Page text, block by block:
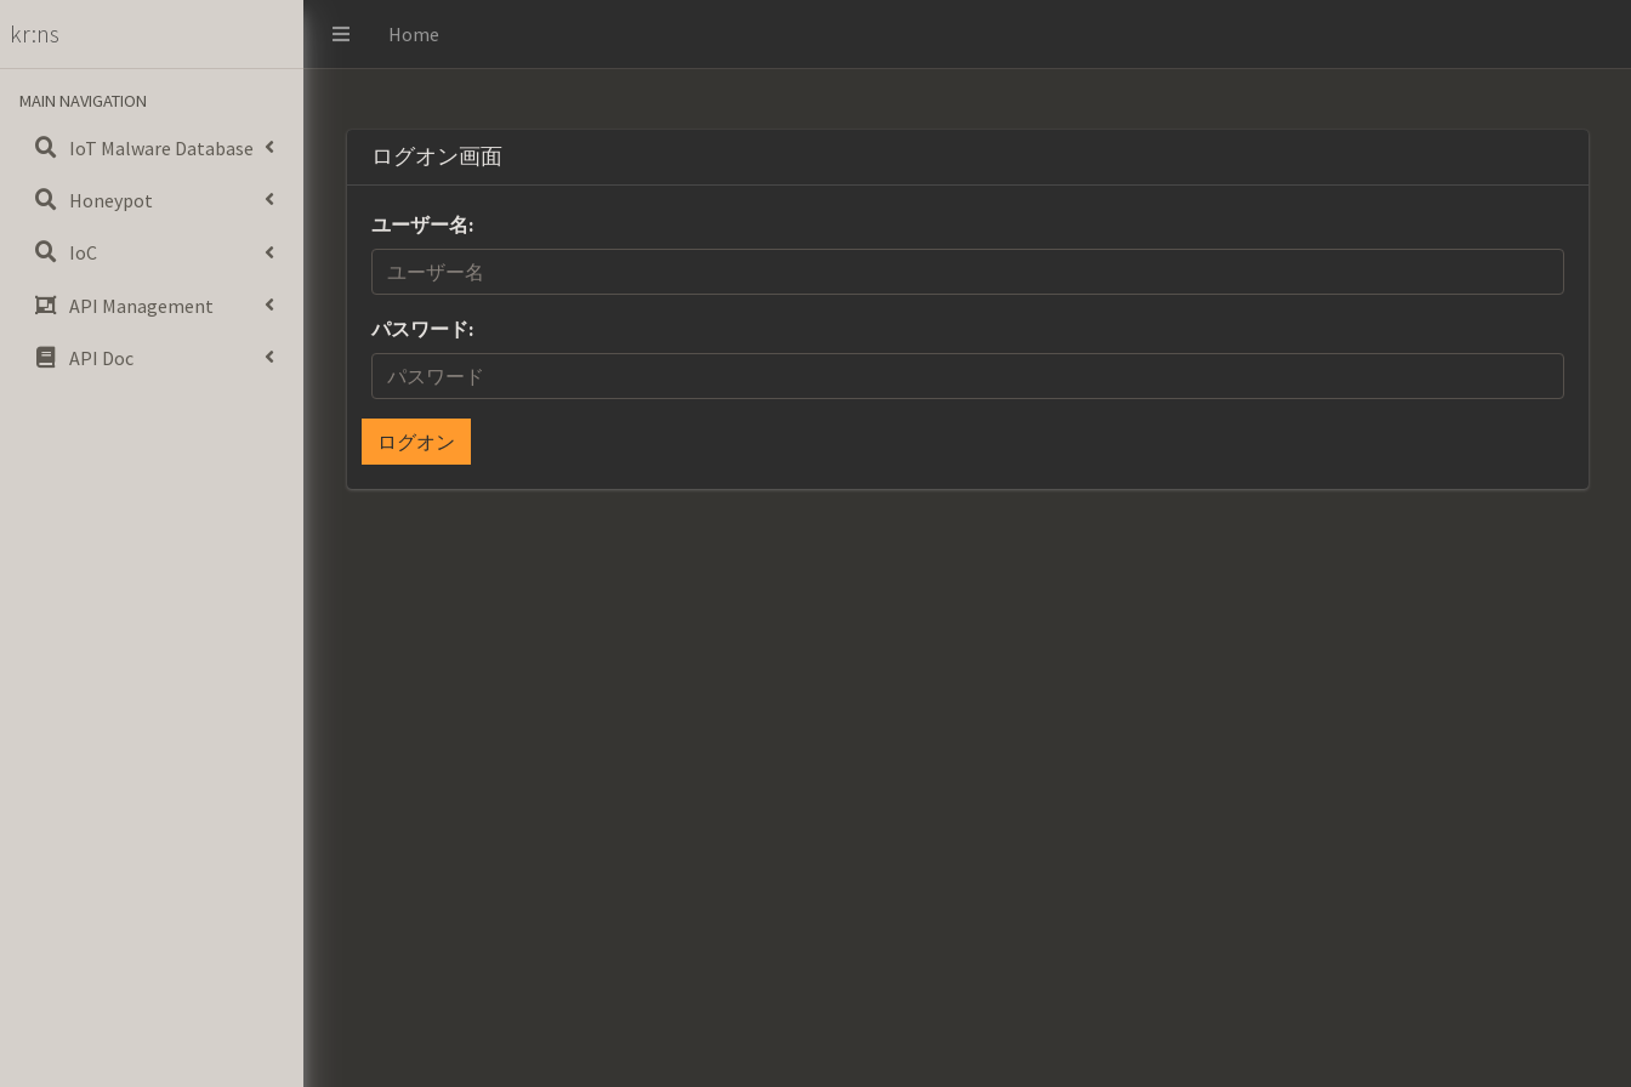
Home
kr:ns
MAIN NAVIGATION
IoT Malware Database
Honeypot
IoC
API Management
API Doc
ログオン画面
ユーザー名:
パスワード:
ログオン